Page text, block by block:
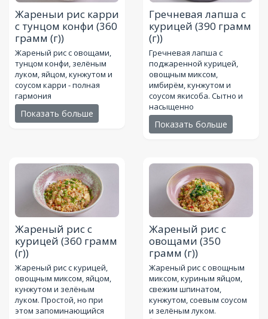
Жареныи рис карри
с тунцом конфи (360
грамм (г))
Жареный рис с овощами,
тунцом конфи, зелёным
луком, яйцом, кунжутом и
соусом карри - полная
гармония
Показать больше
Гречневая лапша с
курицей (390 грамм
(г))
Гречневая лапша с
поджаренной курицей,
овощным миксом,
имбирём, кунжутом и
соусом якисоба. Сытно и
насыщенно
Показать больше
Жареный рис с
курицей (360 грамм
(г))
Жареный рис с курицей,
овощным миксом, яйцом,
кунжутом и зелёным
луком. Простой, но при
этом запоминающийся
Жареный рис с
овощами (350
грамм (г))
Жареный рис с овощным
миксом, куриным яйцом,
свежим шпинатом,
кунжутом, соевым соусом
и зелёным луком.